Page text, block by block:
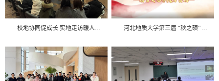
校地协同促成长 实地走访暖人心——河北地质大学语言文化学院、数理教学部赴卓越中学慰问实习生 河北地质大学第三届 “秋之硕” 学术文化节语言文化学院分论坛顺利举办